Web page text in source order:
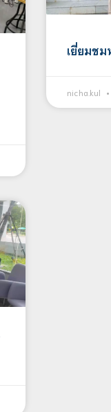
เยี่ยมช
nicha.kul